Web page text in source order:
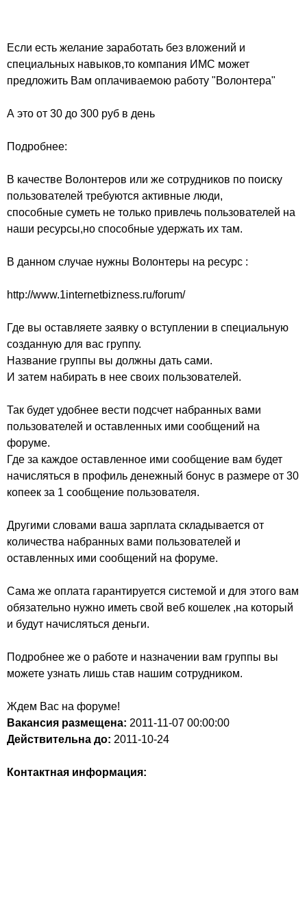
Если есть желание заработать без вложений и
специальных навыков,то компания ИМС может
предложить Вам оплачиваемою работу "Волонтера"
А это от 30 до 300 руб в день
Подробнее:
В качестве Волонтеров или же сотрудников по поиску
пользователей требуются активные люди,
способные суметь не только привлечь пользователей на
наши ресурсы,но способные удержать их там.
В данном случае нужны Волонтеры на ресурс :
http://www.1internetbizness.ru/forum/
Где вы оставляете заявку о вступлении в специальную
созданную для вас группу.
Название группы вы должны дать сами.
И затем набирать в нее своих пользователей.
Так будет удобнее вести подсчет набранных вами
пользователей и оставленных ими сообщений на
форуме.
Где за каждое оставленное ими сообщение вам будет
начисляться в профиль денежный бонус в размере от 30
копеек за 1 сообщение пользователя.
Другими словами ваша зарплата складывается от
количества набранных вами пользователей и
оставленных ими сообщений на форуме.
Сама же оплата гарантируется системой и для этого вам
обязательно нужно иметь свой веб кошелек ,на который
и будут начисляться деньги.
Подробнее же о работе и назначении вам группы вы
можете узнать лишь став нашим сотрудником.
Ждем Вас на форуме!
Вакансия размещена: 2011-11-07 00:00:00
Действительна до: 2011-10-24
Контактная информация: